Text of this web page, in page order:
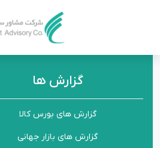
گزارش ها
گزارش های بورس کالا
گزارش های بازار جهانی